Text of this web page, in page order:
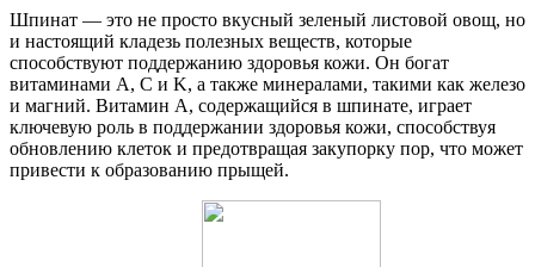
Шпинат — это не просто вкусный зеленый листовой овощ, но
и настоящий кладезь полезных веществ, которые
способствуют поддержанию здоровья кожи. Он богат
витаминами A, C и K, а также минералами, такими как железо
и магний. Витамин A, содержащийся в шпинате, играет
ключевую роль в поддержании здоровья кожи, способствуя
обновлению клеток и предотвращая закупорку пор, что может
привести к образованию прыщей.